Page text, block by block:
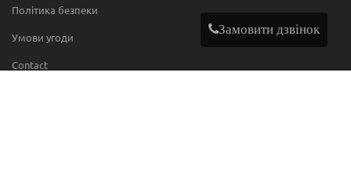
Політика безпеки
Умови угоди
Contact
Замовити дзвінок